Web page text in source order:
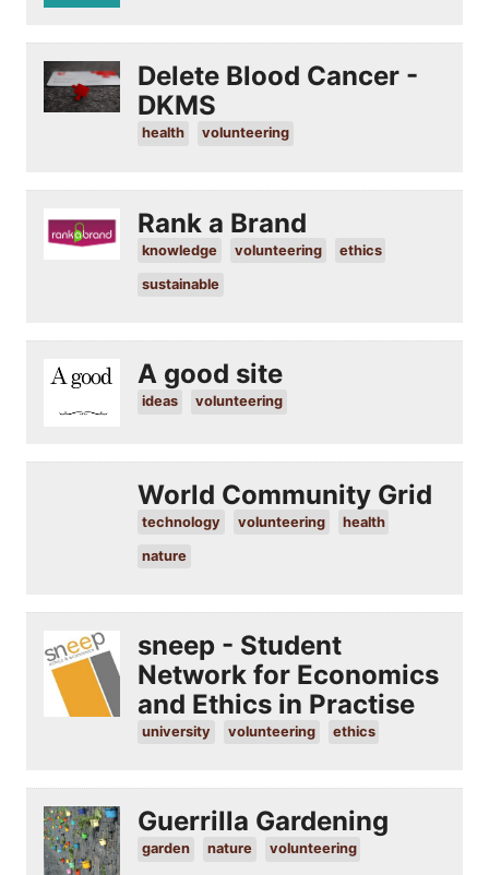
Delete Blood Cancer -
DKMS
health volunteering
Rank a Brand
knowledge volunteering ethics
sustainable
A good site
ideas volunteering
World Community Grid
technology volunteering health
nature
sneep - Student
Network for Economics
and Ethics in Practise
university volunteering ethics
Guerrilla Gardening
garden nature volunteering